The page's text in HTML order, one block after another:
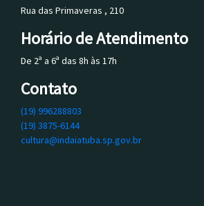
Rua das Primaveras , 210
Horário de Atendimento
De 2ª a 6ª das 8h às 17h
Contato
(19) 996288803
(19) 3875-6144
cultura@indaiatuba.sp.gov.br